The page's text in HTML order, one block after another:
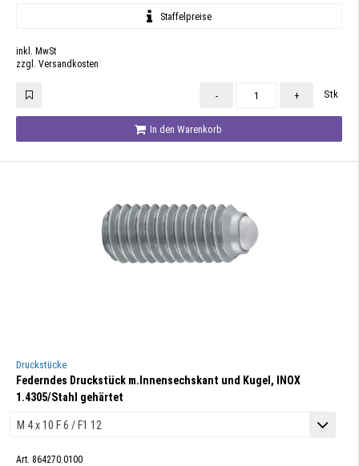
Staffelpreise
inkl. MwSt
zzgl. Versandkosten
- + Stk
In den Warenkorb
Druckstücke
Federndes Druckstück m.Innensechskant und Kugel, INOX
1.4305/Stahl gehärtet
Art. 864270.0100